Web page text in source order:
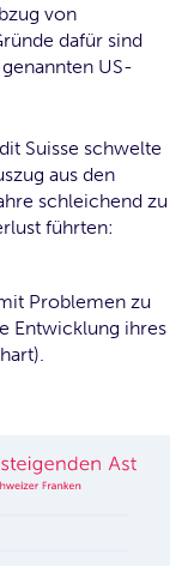
von
dafür sind
US-
Suisse schwelte
aus den
schleichend zu
führten:
Problemen zu
Entwicklung ihres